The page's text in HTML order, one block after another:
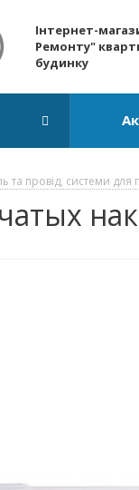
Інтернет-
Ремонту"
будинку
та провід, системи для